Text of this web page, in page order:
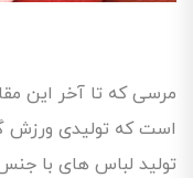
مرسی که تا آخر این
است که تولیدی ورزش
تولید لباس های با جنس